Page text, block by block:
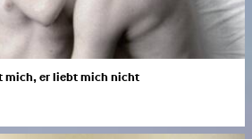
mich, er liebt mich nicht